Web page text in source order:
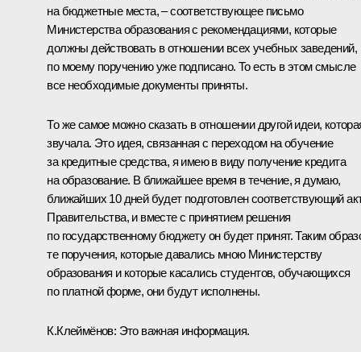
на бюджетные места, – соответствующее письмо
Министерства образования с рекомендациями, которые
должны действовать в отношении всех учебных заведений,
по моему поручению уже подписано. То есть в этом смысле
все необходимые документы приняты.
То же самое можно сказать в отношении другой идеи,
звучала. Это идея, связанная с переходом на обучение
за кредитные средства, я имею в виду получение кредита
на образование. В ближайшее время в течение, я думаю,
ближайших 10 дней будет подготовлен соответствующий
Правительства, и вместе с принятием решения
по государственному бюджету он будет принят. Таким
те поручения, которые давались мною Министерству
образования и которые касались студентов, обучающихся
по платной форме, они будут исполнены.
К.Клеймёнов: Это важная информация.